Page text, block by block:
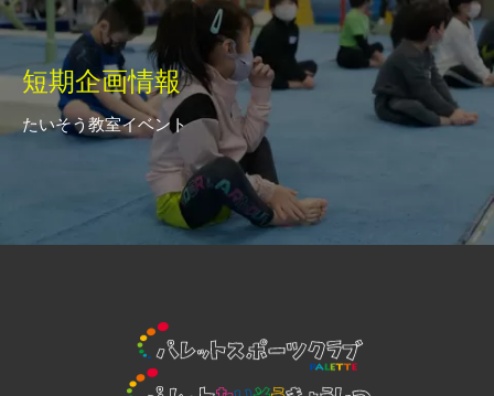
短期企画情報
たいそう教室イベント